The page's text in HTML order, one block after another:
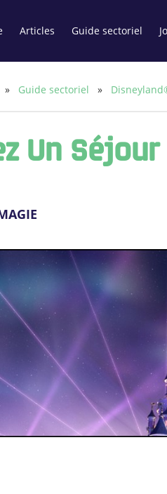
Articles Guide sectoriel
» Guide sectoriel »
Un